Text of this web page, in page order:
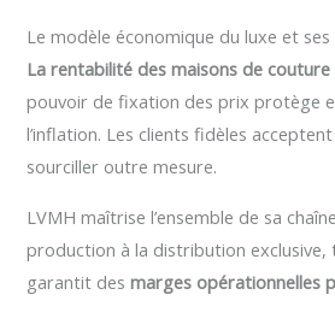
Le modèle économique du luxe et
La rentabilité des maisons de
pouvoir de fixation des prix protège
l’inflation. Les clients fidèles
sourciller outre mesure.
LVMH maîtrise l’ensemble de sa
production à la distribution exclusive,
garantit desmarges opérationnelles